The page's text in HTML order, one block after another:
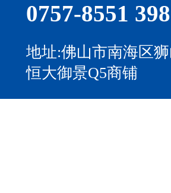
0757-8551
地址:佛山市南海区
恒大御景Q5商铺